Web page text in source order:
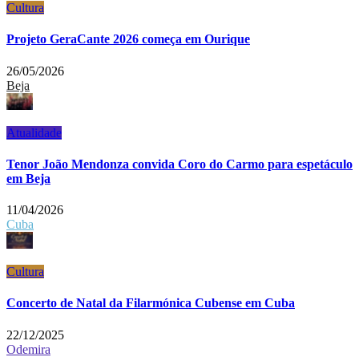
Cultura
Projeto GeraCante 2026 começa em Ourique
26/05/2026
Beja
Atualidade
Tenor João Mendonza convida Coro do Carmo para espetáculo
em Beja
11/04/2026
Cuba
Cultura
Concerto de Natal da Filarmónica Cubense em Cuba
22/12/2025
Odemira